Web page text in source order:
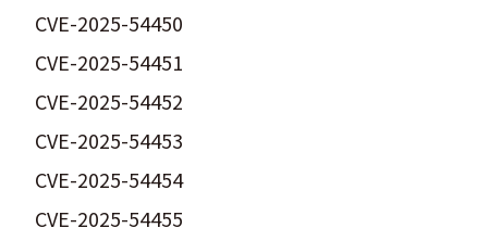
CVE-2025-54450
CVE-2025-54451
CVE-2025-54452
CVE-2025-54453
CVE-2025-54454
CVE-2025-54455